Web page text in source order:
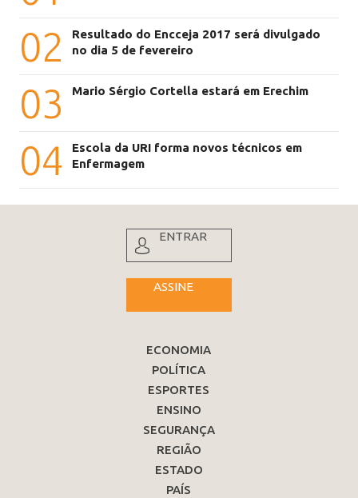
02
Resultado do Encceja 2017 será divulgado
no dia 5 de fevereiro
03 Mario Sérgio Cortella estará em Erechim
04
Escola da URI forma novos técnicos em
Enfermagem
ENTRAR
ASSINE
ECONOMIA
POLÍTICA
ESPORTES
ENSINO
SEGURANÇA
REGIÃO
ESTADO
PAÍS